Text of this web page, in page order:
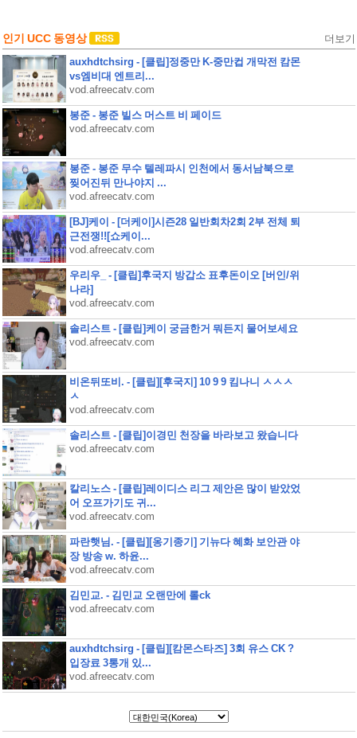
인기 UCC 동영상 더보기
auxhdtchsirg - [클립]정중만 K-중만컵 개막전 캄몬
vs엠비대 엔트리...
vod.afreecatv.com
봉준 - 봉준 빌스 머스트 비 페이드
vod.afreecatv.com
봉준 - 봉준 무수 텔레파시 인천에서 동서남북으로
찢어진뒤 만나야지 ...
vod.afreecatv.com
[BJ]케이 - [더케이]시즌28 일반회차2회 2부 전체 퇴
근전쟁!![쇼케이...
vod.afreecatv.com
우리우_ - [클립]후국지 방갑소 표후돈이오 [버인/위
나라]
vod.afreecatv.com
솔리스트 - [클립]케이 궁금한거 뭐든지 물어보세요
vod.afreecatv.com
비온뒤또비. - [클립][후국지] 10 9 9 킴나니 ㅅㅅㅅ
ㅅ
vod.afreecatv.com
솔리스트 - [클립]이경민 천장을 바라보고 왔습니다
vod.afreecatv.com
칼리노스 - [클립]레이디스 리그 제안은 많이 받았었
어 오프가기도 귀...
vod.afreecatv.com
파란햇님. - [클립][옹기종기] 기뉴다 혜화 보안관 야
장 방송 w. 하윤...
vod.afreecatv.com
김민교. - 김민교 오랜만에 롤ck
vod.afreecatv.com
auxhdtchsirg - [클립][캄몬스타즈] 3회 유스 CK ?
입장료 3통개 있...
vod.afreecatv.com